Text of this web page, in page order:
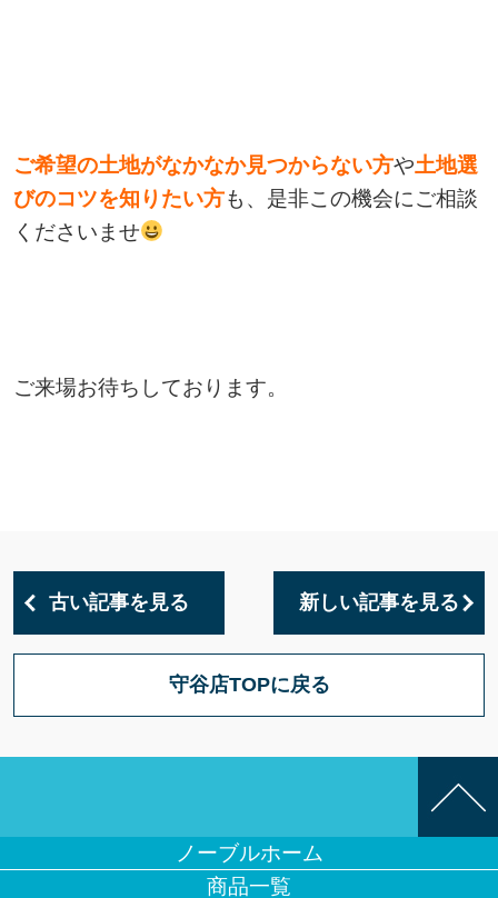
ご希望の土地がなかなか見つからない方や土地選
びのコツを知りたい方も、是非この機会にご相談
くださいませ
ご来場お待ちしております。
古い記事を見る 新しい記事を見る
守谷店TOPに戻る
ノーブルホーム
商品一覧